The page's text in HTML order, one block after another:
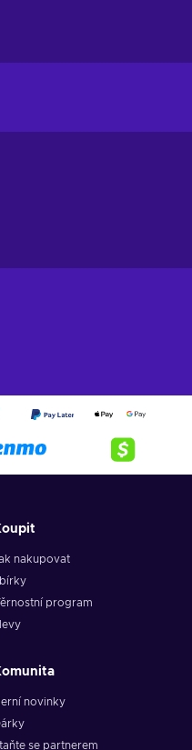
nakupovat
program
novinky
se partnerem